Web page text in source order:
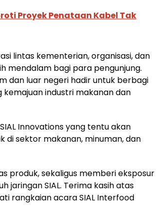
Proyek Penataan Kabel Tak
lintas kementerian, organisasi, dan
mendalam bagi para pengunjung.
dan luar negeri hadir untuk berbagi
industri makanan dan
Innovations yang tentu akan
di sektor makanan, minuman, dan
produk, sekaligus memberi eksposur
jaringan SIAL. Terima kasih atas
rangkaian acara SIAL Interfood